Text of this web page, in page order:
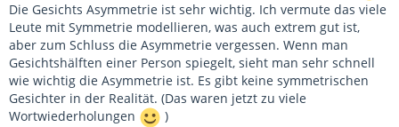
Die Gesichts Asymmetrie ist sehr wichtig. Ich vermute das viele
Leute mit Symmetrie modellieren, was auch extrem gut ist,
aber zum Schluss die Asymmetrie vergessen. Wenn man
Gesichtshälften einer Person spiegelt, sieht man sehr schnell
wie wichtig die Asymmetrie ist. Es gibt keine symmetrischen
Gesichter in der Realität. (Das waren jetzt zu viele
Wortwiederholungen
)